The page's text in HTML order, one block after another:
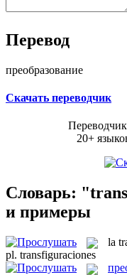
Перевод
преобразование
Скачать переводчик
20+
Словарь:
и примеры
la
pl. transfiguraciones